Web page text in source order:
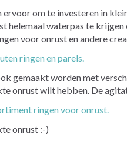
ervoor om te investeren in
helemaal waterpas te
voor onrust en andere
ringen en parels.
gemaakt worden met
onrust wilt hebben. De
ringen voor onrust.
onrust :-)